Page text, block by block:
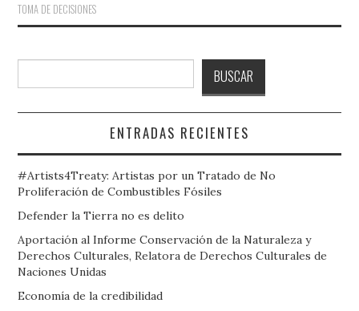
TOMA DE DECISIONES
BUSCAR
ENTRADAS RECIENTES
#Artists4Treaty: Artistas por un Tratado de No
Proliferación de Combustibles Fósiles
Defender la Tierra no es delito
Aportación al Informe Conservación de la Naturaleza y
Derechos Culturales, Relatora de Derechos Culturales de
Naciones Unidas
Economía de la credibilidad